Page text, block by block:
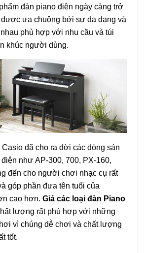
đàn piano điện ngày càng trở
được ưa chuộng bởi sự đa dạng và
phù hợp với nhu cầu và túi
khúc người dùng.
đã cho ra đời các dòng sản
như AP-300, 700, PX-160,
đến cho người chơi nhạc cụ rất
góp phần đưa tên tuổi của
cao hơn. Giá các loại đàn Piano
lượng rất phù hợp với những
vì chúng dễ chơi và chất lượng
tốt.